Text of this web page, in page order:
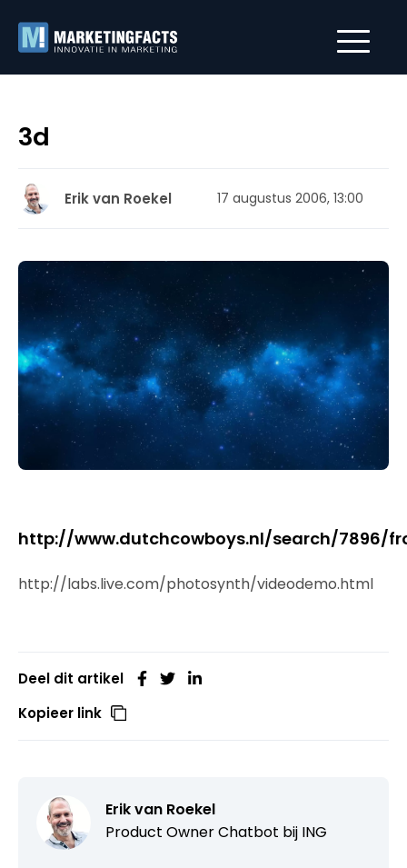
3d
Erik van Roekel 17 augustus 2006, 13:00
http://www.dutchcowboys.nl/search/7896/
http://labs.live.com/photosynth/videodemo.html
Deel dit artikel
Kopieer link
Erik van Roekel
Product Owner Chatbot bij ING